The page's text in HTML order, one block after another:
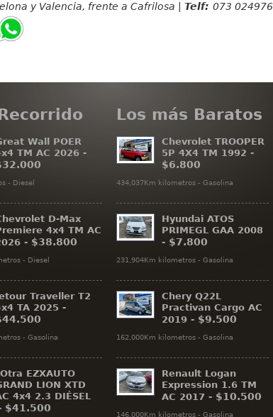
y Valencia, frente a Cafrilosa | Telf: 073 024976
Wall POER
TM AC 2026 -
- Diesel
D-Max
4x4 TM AC
- $38.800
- Diesel
Traveller T2
TA 2025 -
- Gasolina
EZXAUTO
LION XTD
4x4 2.3 DIÉSEL
$41.500
Los más Baratos
Chevrolet TROOPER
5P 4X4 TM 1992 -
$6.800
434,037Km kilometros - Gasolina
Hyundai ATOS
PRIMEGL GAA 2008
- $7.800
231,904Km kilometros - Gasolina
Chery Q22L
Practivan Cargo AC
2019 - $9.500
162,000Km kilometros - Gasolina
Renault Logan
Expression 1.6 TM
AC 2017 - $10.500
146,000Km kilometros - Gasolina